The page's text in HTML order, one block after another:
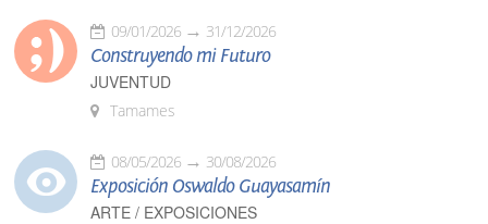
09/01/2026 31/12/2026
Construyendo mi Futuro
JUVENTUD
Tamames
08/05/2026 30/08/2026
Exposición Oswaldo Guayasamín
ARTE / EXPOSICIONES